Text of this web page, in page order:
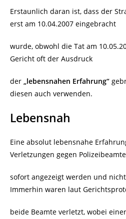
Erstaunlich daran ist, dass der
erst am 10.04.2007 eingebracht
wurde, obwohl die Tat am
Gericht oft der Ausdruck
der „lebensnahen Erfahrung“
diesen auch verwenden.
Lebensnah
Eine absolut lebensnahe
Verletzungen gegen Polizeibeamte
sofort angezeigt werden und
Immerhin waren laut
beide Beamte verletzt, wobei